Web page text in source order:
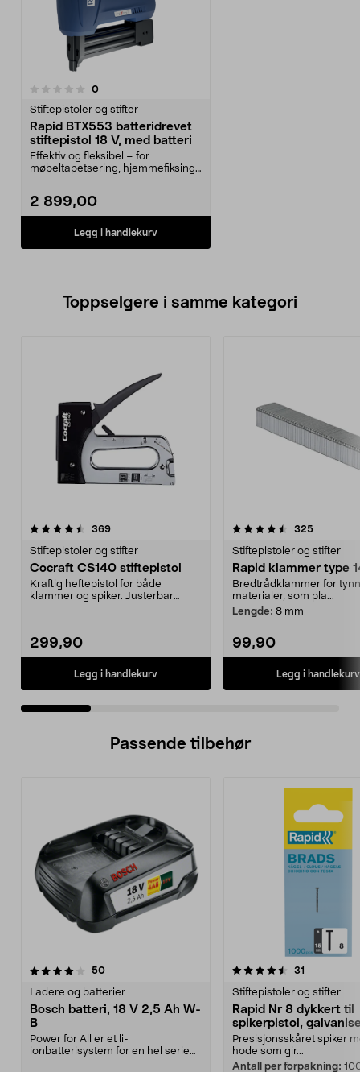
0anmeldelser
Stiftepistoler og stifter
Rapid BTX553 batteridrevet
stiftepistol 18 V, med batteri
Effektiv og fleksibel – for
møbeltapetsering, hjemmefiksing,
2 899,00
Legg i handlekurv
Toppselgere i samme kategori
369anmeldelser
Stiftepistoler og stifter
Cocraft CS140 stiftepistol
Kraftig heftepistol for både
klammer og spiker. Justerbar
299,90
Legg i handlekurv
4.5 av 5 stjerner 325
Stiftepistoler og stifter
Rapid klammer type
Bredtrådklammer for
materialer, som pla...
Lengde: 8 mm
99,90
Legg i handlekurv
4.5 av 5 stjerner
Passende tilbehør
50anmeldelser
Ladere og batterier
Bosch batteri, 18 V 2,5 Ah W-
B
Power for All er et li-
ionbatterisystem for en hel serie
4.5av 5 stjerner 31
Stiftepistoler og stifter
Rapid Nr 8 dykkert til
spikerpistol,
spiker
Presisjonsskåret spiker
hode som gir...
Antall per forpakning:
3.0av 5 stjerner